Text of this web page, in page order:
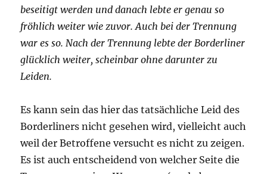
beseitigt werden und danach lebte er genau so
fröhlich weiter wie zuvor. Auch bei der Trennung
war es so. Nach der Trennung lebte der Borderliner
glücklich weiter, scheinbar ohne darunter zu
Leiden.
Es kann sein das hier das tatsächliche Leid des
Borderliners nicht gesehen wird, vielleicht auch
weil der Betroffene versucht es nicht zu zeigen.
Es ist auch entscheidend von welcher Seite die